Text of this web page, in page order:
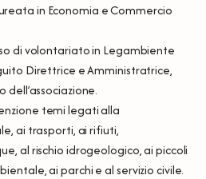
in Economia e Commercio
di volontariato in Legambiente
Direttrice e Amministratrice,
temi legati alla
ai trasporti, ai rifiuti,
al rischio idrogeologico, ai piccoli
ai parchi e al servizio civile.